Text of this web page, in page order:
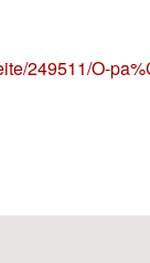
249511/O-